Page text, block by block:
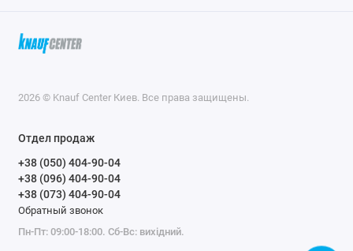
2026 © Knauf Center Киев. Все права защищены.
Отдел продаж
+38 (050) 404-90-04
+38 (096) 404-90-04
+38 (073) 404-90-04
Обратный звонок
Пн-Пт: 09:00-18:00. Сб-Вс: вихідний.